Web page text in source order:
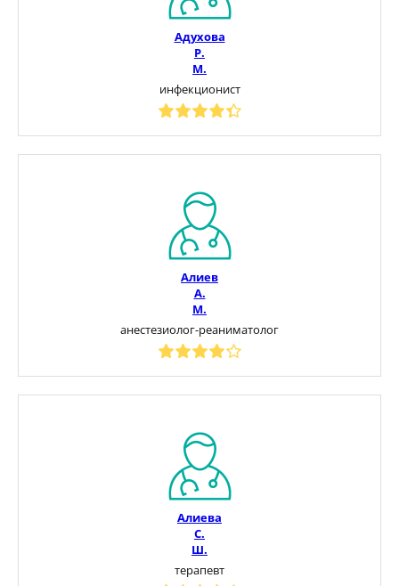
Адухова
Р.
М.
инфекционист
Алиев
А.
М.
анестезиолог-реаниматолог
Алиева
С.
Ш.
терапевт